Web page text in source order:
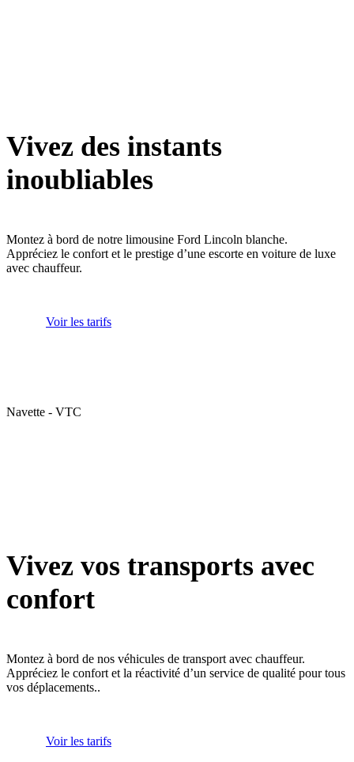
Vivez des instants
inoubliables
Montez à bord de notre limousine Ford Lincoln blanche.
Appréciez le confort et le prestige d’une escorte en voiture de luxe
avec chauffeur.
Voir les tarifs
Navette - VTC
Vivez vos transports avec
confort
Montez à bord de nos véhicules de transport avec chauffeur.
Appréciez le confort et la réactivité d’un service de qualité pour tous
vos déplacements..
Voir les tarifs